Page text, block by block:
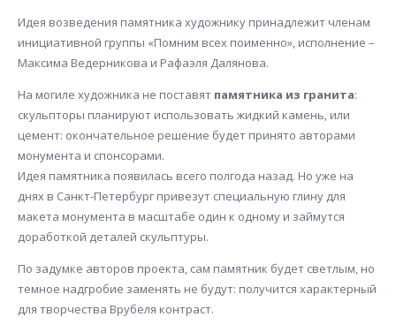
Идея возведения памятника художнику принадлежит членам
инициативной группы «Помним всех поименно», исполнение –
Максима Ведерникова и Рафаэля Далянова.
На могиле художника не поставят памятника из гранита:
скульпторы планируют использовать жидкий камень, или
цемент: окончательное решение будет принято авторами
монумента и спонсорами.
Идея памятника появилась всего полгода назад. Но уже на
днях в Санкт-Петербург привезут специальную глину для
макета монумента в масштабе один к одному и займутся
доработкой деталей скульптуры.
По задумке авторов проекта, сам памятник будет светлым, но
темное надгробие заменять не будут: получится характерный
для творчества Врубеля контраст.